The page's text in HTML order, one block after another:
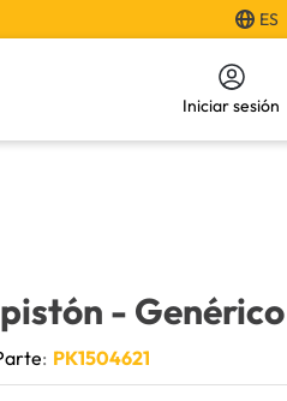
ES
Iniciar sesión
- Genérico
: PK1504621